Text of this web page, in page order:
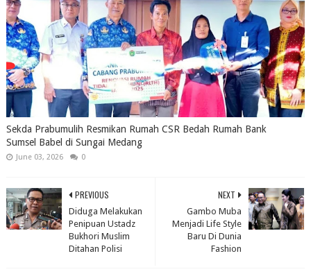
Sekda Prabumulih Resmikan Rumah CSR Bedah Rumah Bank
Sumsel Babel di Sungai Medang
June 03, 2026 0
NEXT
Gambo Muba
Menjadi Life Style
Baru Di Dunia
Fashion
PREVIOUS
Diduga Melakukan
Penipuan Ustadz
Bukhori Muslim
Ditahan Polisi